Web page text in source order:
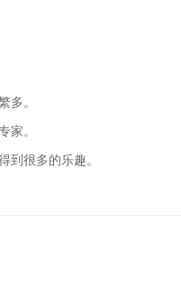
多。
家。
到很多的乐趣。